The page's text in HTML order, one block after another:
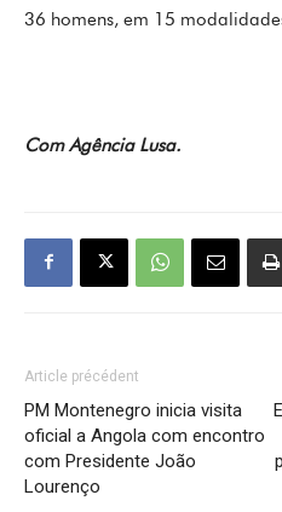
36 homens, em 15
Com Agência Lusa.
Article précédent
PM Montenegro inicia visita
oficial a Angola com encontro
com Presidente João
Lourenço